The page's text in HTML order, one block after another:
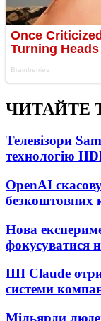
ЧИТАЙТЕ
Телевізори
технологію
OpenAI
безкоштовних
Нова
фокусуватися
ШІ Claude
системи
Мільярди